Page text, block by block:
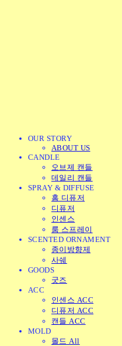
OUR STORY
ABOUT US
CANDLE
오브제 캔들
데일리 캔들
SPRAY & DIFFUSE
홈 디퓨저
디퓨저
인센스
룸 스프레이
SCENTED ORNAMENT
종이방향제
사쉐
GOODS
굿즈
ACC
인센스 ACC
디퓨저 ACC
캔들 ACC
MOLD
몰드 All